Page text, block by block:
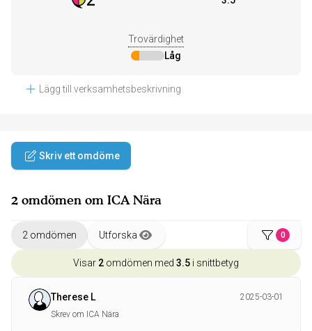
Trovärdighet
Låg
Lägg till verksamhetsbeskrivning
Skriv ett omdöme
2 omdömen om ICA Nära
2 omdömen Utforska 0
Visar 2 omdömen med 3.5 i snittbetyg
Therese L
2025-03-01
Skrev om ICA Nära